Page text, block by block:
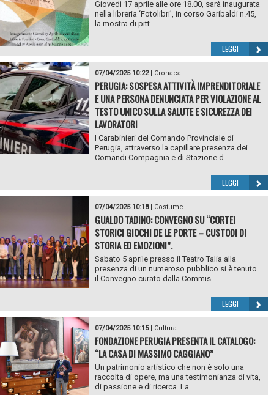
Giovedì 17 aprile alle ore 18.00, sarà inaugurata
nella libreria ‘Fotolibri’, in corso Garibaldi n.45,
la mostra di pitt...
LEGGI
07/04/2025 10:22| Cronaca
PERUGIA: SOSPESA ATTIVITÀ IMPRENDITORIALE
E UNA PERSONA DENUNCIATA PER VIOLAZIONE AL
TESTO UNICO SULLA SALUTE E SICUREZZA DEI
LAVORATORI
I Carabinieri del Comando Provinciale di
Perugia, attraverso la capillare presenza dei
Comandi Compagnia e di Stazione d...
LEGGI
07/04/2025 10:18| Costume
GUALDO TADINO: CONVEGNO SU “CORTEI
STORICI GIOCHI DE LE PORTE – CUSTODI DI
STORIA ED EMOZIONI”.
Sabato 5 aprile presso il Teatro Talia alla
presenza di un numeroso pubblico si è tenuto
il Convegno curato dalla Commis...
LEGGI
07/04/2025 10:15| Cultura
FONDAZIONE PERUGIA PRESENTA IL CATALOGO:
“LA CASA DI MASSIMO CAGGIANO”
Un patrimonio artistico che non è solo una
raccolta di opere, ma una testimonianza di vita,
di passione e di ricerca. La...